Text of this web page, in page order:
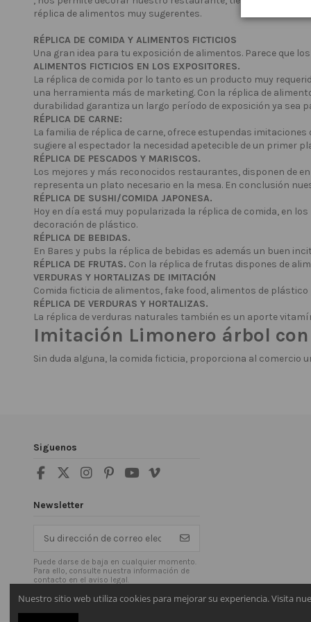
réplica de alimentos muy sugerentes.
RÉPLICA DE COMIDA Y ALIMENTOS FICTICIOS
Una gran idea para tu exposición de alimentos. Parece que
ALIMENTOS FICTICIOS EN LOS EXPOSITORES.
La réplica de comida por lo tanto es un producto muy
una herramienta más de marketing. Con la réplica de
durabilidad garantiza un largo período de exposición ya sea
RÉPLICA DE CARNE:
La familia de réplica de carne, ofrece estupendas
sugiere al espectador la necesidad apetecible de un primer
RÉPLICA DE PESCADOS Y MARISCOS.
Los mejores y más reconocidos restaurantes, disponen de
representa un plato necesario en la mesa. En conclusión
RÉPLICA DE SUSHI/COMIDA JAPONESA.
Hoy en día está muy popularizada la réplica de comida, en
decoración de plástico.
RÉPLICA DE BEBIDAS.
En Bares y pubs la réplica de bebidas es además un buen
RÉPLICA DE FRUTAS. Con la réplica de frutas dispones de
VERDURAS Y HORTALIZAS DE IMITACIÓN
Comida ficticia de alimentos, fake food, alimentos de
RÉPLICA DE VERDURAS Y HORTALIZAS.
La réplica de verduras naturales también es un aporte
Imitación Limonero árbol con
Sin duda alguna, la comida ficticia, proporciona al comercio
Siguenos
Newsletter
Puede darse de baja en cualquier momento.
Para ello, consulte nuestra información de
contacto en el aviso legal.
Nuestro sitio web utiliza cookies para mejorar su experiencia. Visita